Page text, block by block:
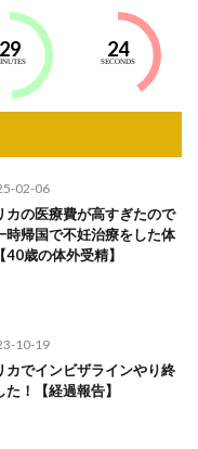
29 23
SECONDS
02-06
カの医療費が高すぎたので
時帰国で不妊治療をした体
40歳の体外受精】
10-19
カでインビザラインやり終
た！【経過報告】